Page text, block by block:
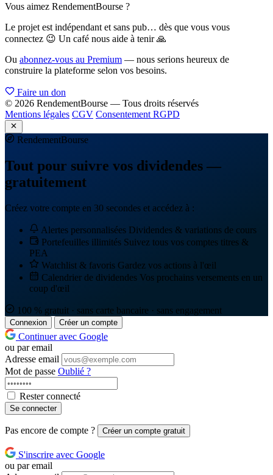
Vous aimez RendementBourse ?
Le projet est indépendant et sans pub… dès que vous vous
connectez 😉 Un café nous aide à tenir 🙏
Ou abonnez-vous au Premium — nous serions heureux de
construire la plateforme selon vos besoins.
Faire un don
© 2026 RendementBourse — Tous droits réservés
Mentions légales CGV Consentement RGPD
RendementBourse
Tout pour suivre vos dividendes —
gratuitement
Créez votre compte en 30 secondes et accédez à :
Alertes personnalisées Dividendes & variations de cours
Portefeuilles illimités Suivez tous vos comptes titres &
PEA
Watchlist & favoris Gardez vos actions à l'œil
Calendrier de dividendes Vos prochains versements en un
coup d'œil
100 % gratuit · sans carte bancaire · sans engagement
Connexion Créer un compte
Continuer avec Google
ou par email
Adresse email
Mot de passe Oublié ?
Rester connecté
Se connecter
Pas encore de compte ? Créer un compte gratuit
S'inscrire avec Google
ou par email